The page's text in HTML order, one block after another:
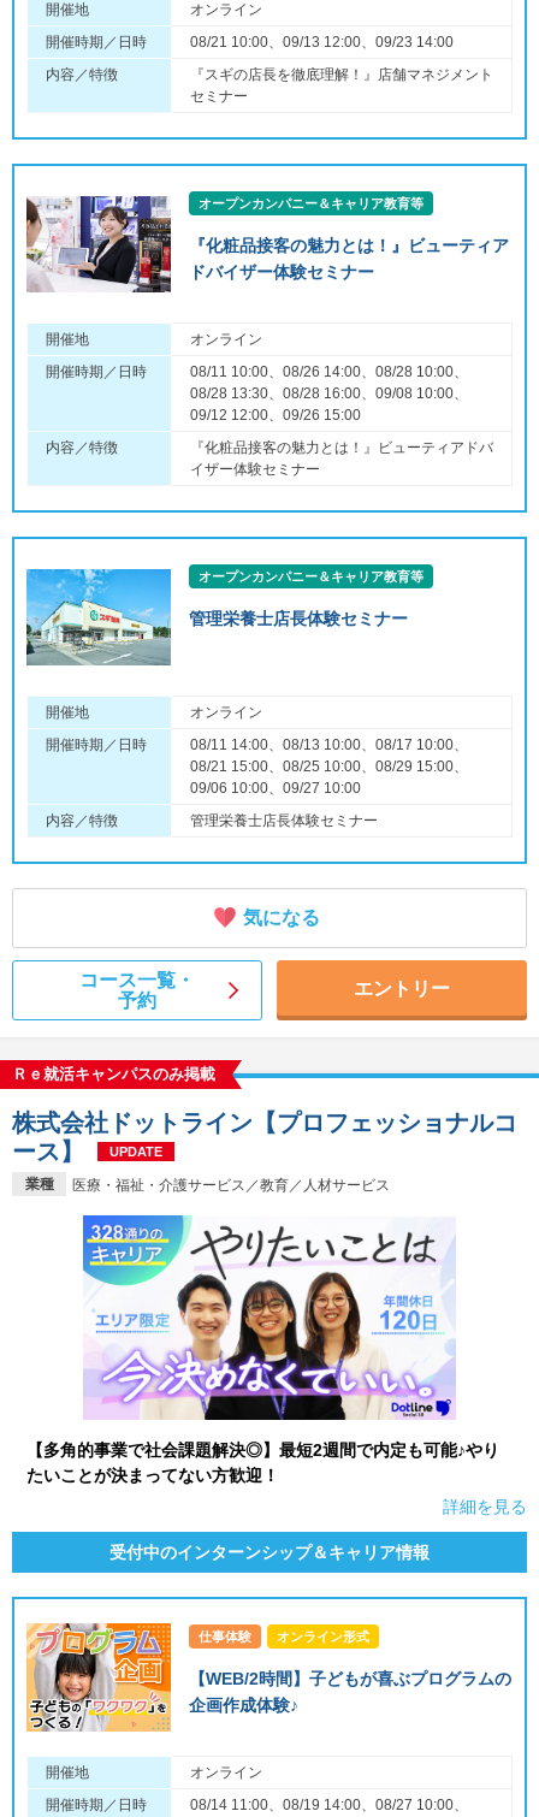
開催地
オンライン
開催時期／日時
08/21 10:00、09/13 12:00、09/23 14:00
内容／特徴
『スギの店長を徹底理解！』店舗マネジメント
セミナー
オープンカンパニー＆キャリア教育等
『化粧品接客の魅力とは！』ビューティア
ドバイザー体験セミナー
開催地
オンライン
開催時期／日時
08/11 10:00、08/26 14:00、08/28 10:00、
08/28 13:30、08/28 16:00、09/08 10:00、
09/12 12:00、09/26 15:00
内容／特徴
『化粧品接客の魅力とは！』ビューティアドバ
イザー体験セミナー
オープンカンパニー＆キャリア教育等
管理栄養士店長体験セミナー
開催地
オンライン
開催時期／日時
08/11 14:00、08/13 10:00、08/17 10:00、
08/21 15:00、08/25 10:00、08/29 15:00、
09/06 10:00、09/27 10:00
内容／特徴
管理栄養士店長体験セミナー
気になる
コース一覧・
予約
エントリー
Ｒｅ就活キャンパスのみ掲載
業種 医療・福祉・介護サービス／教育／人材サービス
株式会社ドットライン【プロフェッショナルコ
ース】
UPDATE
【多角的事業で社会課題解決◎】最短2週間で内定も可能♪やり
たいことが決まってない方歓迎！
詳細を見る
受付中のインターンシップ＆キャリア情報
仕事体験 オンライン形式
【WEB/2時間】子どもが喜ぶプログラムの
企画作成体験♪
開催地
オンライン
開催時期／日時
08/14 11:00、08/19 14:00、08/27 10:00、